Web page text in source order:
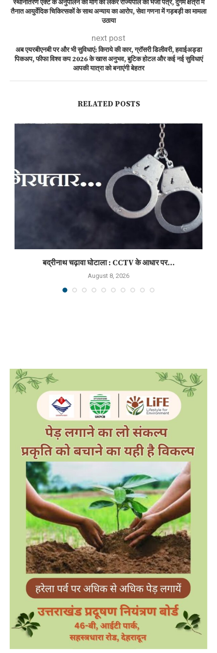
स्थानांतरण एक्ट के अनुपालन की मांग को लेकर राज्यपाल को भेजा पत्र, दुर्गम क्षेत्रों में
तैनात आयुर्वेदिक चिकित्सकों के साथ अन्याय का आरोप, सेवा गणना में गड़बड़ी का मामला
उठाया
next post
अब एयरबीएनबी पर और भी सुविधाएं: किराये की कार, ग्रॉसरी डिलीवरी, हवाईअड्डा
पिकअप, फीफा विश्व कप 2026 के खास अनुभव, बुटिक होटल और कई नई सुविधाएं
आपकी यात्रा को बनाएंगी बेहतर
RELATED POSTS
बद्रीनाथ चढ़ावा घोटाला : CCTV के आधार पर...
August 8, 2026